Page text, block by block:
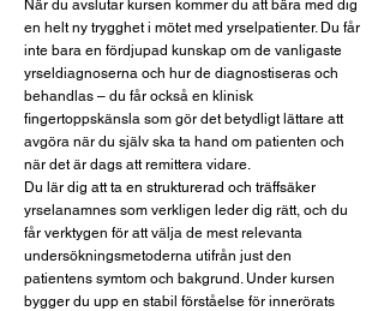
När du avslutar kursen kommer du att bära med dig
en helt ny trygghet i mötet med yrselpatienter. Du får
inte bara en fördjupad kunskap om de vanligaste
yrseldiagnoserna och hur de diagnostiseras och
behandlas – du får också en klinisk
fingertoppskänsla som gör det betydligt lättare att
avgöra när du själv ska ta hand om patienten och
när det är dags att remittera vidare.
Du lär dig att ta en strukturerad och träffsäker
yrselanamnes som verkligen leder dig rätt, och du
får verktygen för att välja de mest relevanta
undersökningsmetoderna utifrån just den
patientens symtom och bakgrund. Under kursen
bygger du upp en stabil förståelse för innerörats